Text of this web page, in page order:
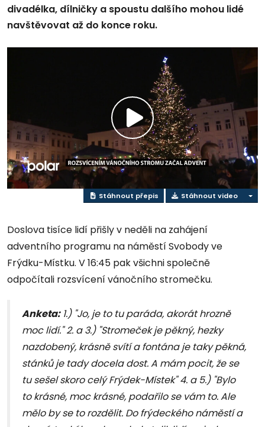
divadélka, dílničky a spoustu dalšího mohou lidé
navštěvovat až do konce roku.
Přehrát
video
Stáhnout přepis Stáhnout video
Doslova tisíce lidí přišly v neděli na zahájení
adventního programu na náměstí Svobody ve
Frýdku-Místku. V 16:45 pak všichni společně
odpočítali rozsvícení vánočního stromečku.
Anketa:1.) "Jo, je to tu paráda, akorát hrozně
moc lidí." 2. a 3.) "Stromeček je pěkný, hezky
nazdobený, krásně svítí a fontána je taky pěkná,
stánků je tady docela dost. A mám pocit, že se
tu sešel skoro celý Frýdek-Místek" 4. a 5.) "Bylo
to krásné, moc krásné, podařilo se vám to. Ale
mělo by se to rozdělit. Do frýdeckého náměstí a